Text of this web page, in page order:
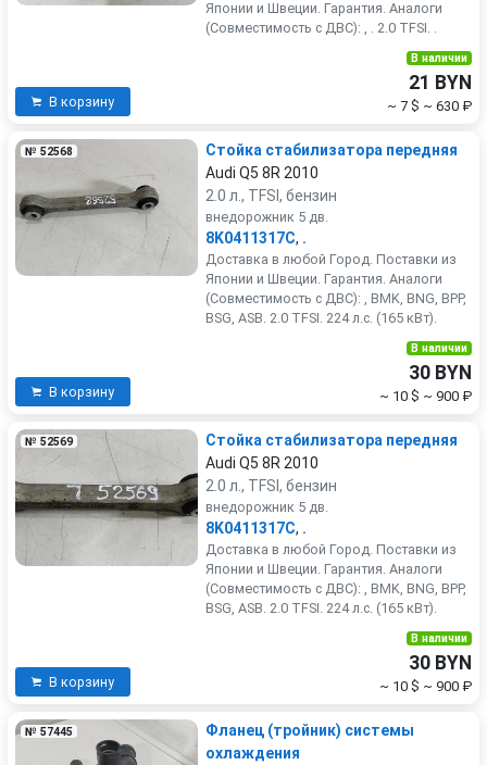
Японии и Швеции. Гарантия. Аналоги
(Совместимость с ДВС): , . 2.0 TFSI. .
В корзину
В наличии
21 BYN
~ 7 $ ~ 630 ₽
№ 52568
Стойка стабилизатора передняя
Audi Q5 8R 2010
2.0 л., TFSI, бензин
внедорожник 5 дв.
8K0411317C, .
Доставка в любой Город. Поставки из
Японии и Швеции. Гарантия. Аналоги
(Совместимость с ДВС): , BMK, BNG, BPP,
BSG, ASB. 2.0 TFSI. 224 л.с. (165 кВт).
В корзину
В наличии
30 BYN
~ 10 $ ~ 900 ₽
№ 52569
Стойка стабилизатора передняя
Audi Q5 8R 2010
2.0 л., TFSI, бензин
внедорожник 5 дв.
8K0411317C, .
Доставка в любой Город. Поставки из
Японии и Швеции. Гарантия. Аналоги
(Совместимость с ДВС): , BMK, BNG, BPP,
BSG, ASB. 2.0 TFSI. 224 л.с. (165 кВт).
В корзину
В наличии
30 BYN
~ 10 $ ~ 900 ₽
№ 57445
Фланец (тройник) системы
охлаждения